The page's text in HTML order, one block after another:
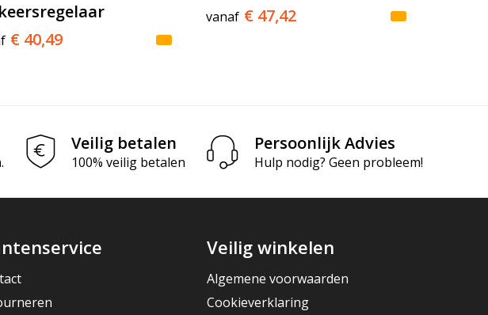
€ 40,49
vanaf € 47,42
Veilig betalen
100% veilig betalen
Persoonlijk Advies
Hulp nodig? Geen probleem!
Veilig winkelen
Algemene voorwaarden
Cookieverklaring